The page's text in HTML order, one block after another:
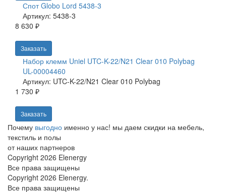
Спот Globo Lord 5438-3
Артикул: 5438-3
8 630 ₽
Заказать
Набор клемм Uniel UTC-K-22/N21 Clear 010 Polybag
UL-00004460
Артикул: UTC-K-22/N21 Clear 010 Polybag
1 730 ₽
Заказать
Почему выгодно именно у нас! мы даем скидки на мебель,
текстиль и полы
от наших партнеров
Copyright 2026 Elenergy
Все права защищены
Copyright 2026 Elenergy.
Все права защищены